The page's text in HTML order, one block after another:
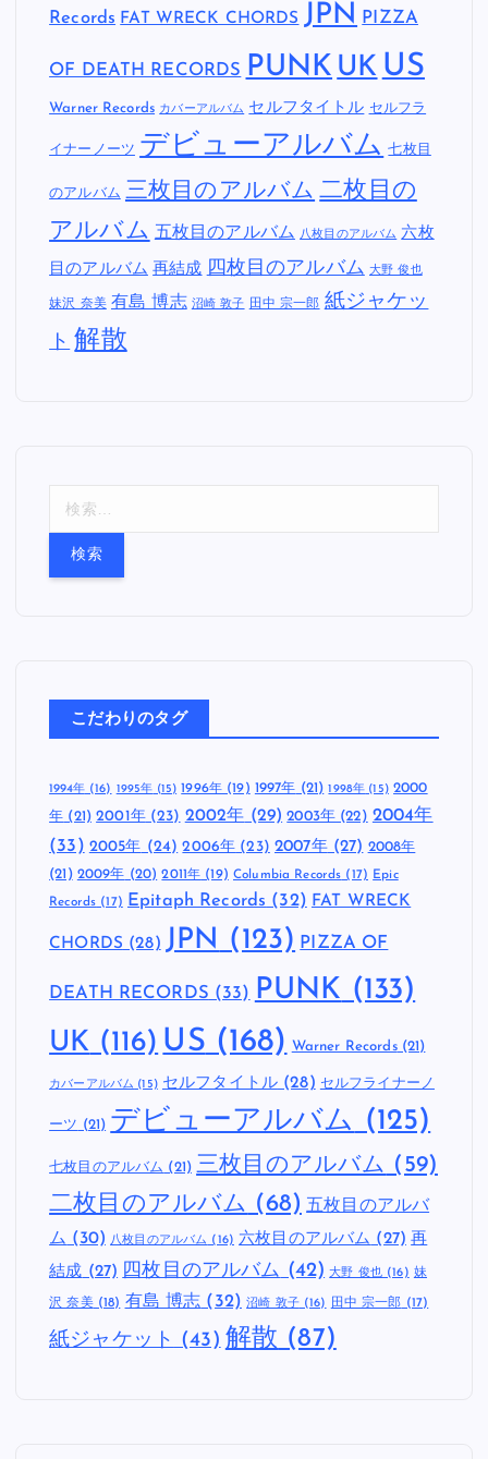
Records FAT WRECK CHORDS JPN PIZZA
OF DEATH RECORDS PUNK UK US
Warner Records カバーアルバム セルフタイトル セルフラ
イナーノーツ デビューアルバム 七枚目
のアルバム 三枚目のアルバム 二枚目の
アルバム 五枚目のアルバム 八枚目のアルバム 六枚
目のアルバム 再結成 四枚目のアルバム 大野 俊也
妹沢 奈美 有島 博志 沼崎 敦子 田中 宗一郎 紙ジャケッ
ト 解散
こだわりのタグ
1994年(16) 1995年 (15) 1996年(19) 1997年 (21) 1998年 (15) 2000
年 (21) 2001年(23) 2002年 (29) 2003年 (22) 2004年
(33) 2005年 (24) 2006年 (23) 2007年(27) 2008年
(21) 2009年 (20) 2011年 (19) Columbia Records (17) Epic
Records (17) Epitaph Records (32) FAT WRECK
CHORDS (28) JPN (123) PIZZA OF
DEATH RECORDS (33) PUNK (133)
UK (116) US (168) Warner Records(21)
カバーアルバム (15) セルフタイトル(28) セルフライナーノ
ーツ (21) デビューアルバム (125)
七枚目のアルバム (21) 三枚目のアルバム (59)
二枚目のアルバム (68) 五枚目のアルバ
ム (30) 八枚目のアルバム (16) 六枚目のアルバム (27) 再
結成 (27) 四枚目のアルバム (42) 大野 俊也(16) 妹
沢 奈美(18) 有島 博志 (32) 沼崎 敦子(16) 田中 宗一郎 (17)
紙ジャケット (43) 解散 (87)